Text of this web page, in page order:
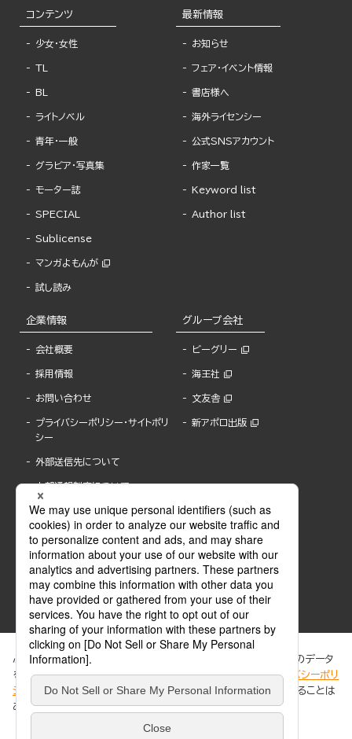
コンテンツ
少女・女性
TL
BL
ライトノベル
青年・一般
グラビア・写真集
モーター誌
SPECIAL
Sublicense
マンガよもんが
試し読み
最新情報
お知らせ
フェア・イベント情報
書店様へ
海外ライセンシー
公式SNSアカウント
作家一覧
Keyword list
Author list
企業情報
会社概要
採用情報
お問い合わせ
プライバシーポリシー・サイトポリ
シー
外部送信先について
内部通報制度について
グループ会社
ビーグリー
海王社
文友舎
新アポロ出版
ABJマークは、この電子書店・電子書籍配信サービスが、著作権者からコンテンツ使用許諾を
得た正規版配信サービスであることを示す登録商標(登録番号 第6091713号)です。
ABJマークの詳細、ABJマークを掲示しているサービスの一覧はこちら。
ぶんか社が運営するサイトでは、利便性向上のためにCookie等のデータ
を使用しています。 当社のCookieについての詳細は、「プライバシーポリ
シー
」をご覧ください。当サイトでは、訪問者の個人情報を追跡することは
ありません。